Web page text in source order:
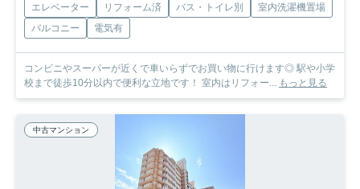
エレベーター リフォーム済 バス・トイレ別
室内洗濯機置場
バルコニー
電気有
コンビニやスーパーが近くで車いらずでお買い物に行けます◎ 駅や小学
校まで徒歩10分以内で便利な立地です！ 室内はリフォー...
もっと見る
中古マンション